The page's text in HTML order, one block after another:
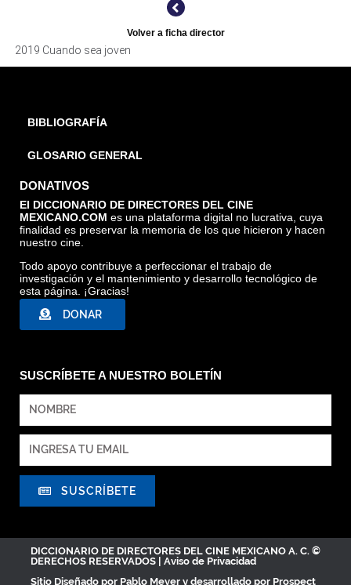
Volver a ficha director
2019 Cuando sea joven
BIBLIOGRAFÍA
GLOSARIO GENERAL
DONATIVOS
El DICCIONARIO DE DIRECTORES DEL CINE
MEXICANO.COM es una plataforma digital no lucrativa, cuya
finalidad es preservar la memoria de los que hicieron y hacen
nuestro cine.
Todo apoyo contribuye a perfeccionar el trabajo de
investigación y el mantenimiento y desarrollo tecnológico de
esta página. ¡Gracias!
DONAR
SUSCRÍBETE A NUESTRO BOLETÍN
SUSCRÍBETE
DICCIONARIO DE DIRECTORES DEL CINE MEXICANO A. C. ©
DERECHOS RESERVADOS | Aviso de Privacidad
Sitio Diseñado por Pablo Meyer y desarrollado por Prospect